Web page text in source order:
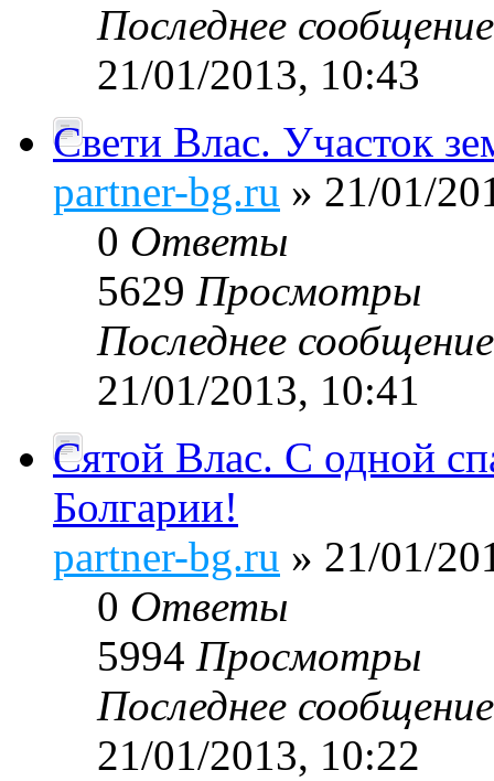
Последнее
21/01/2013, 10:43
Свети Влас. Участок
partner-bg.ru » 21/01/
0 Ответы
5629 Просмотры
Последнее
21/01/2013, 10:41
Сятой Влас. С одной
Болгарии!
partner-bg.ru » 21/01/
0 Ответы
5994 Просмотры
Последнее
21/01/2013, 10:22